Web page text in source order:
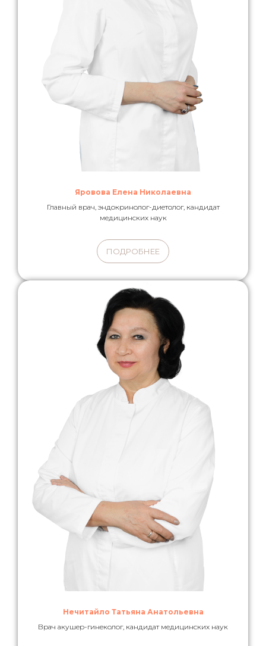
Яровова Елена Николаевна
Главный врач, эндокринолог-диетолог, кандидат
медицинских наук
ПОДРОБНЕЕ
Нечитайло Татьяна Анатольевна
Врач акушер-гинеколог, кандидат медицинских наук